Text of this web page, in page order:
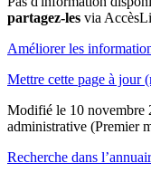
partagez-les via
Améliorer les
Mettre cette page à jour
Modifié le 10 novembre
administrative (Premier
Recherche dans